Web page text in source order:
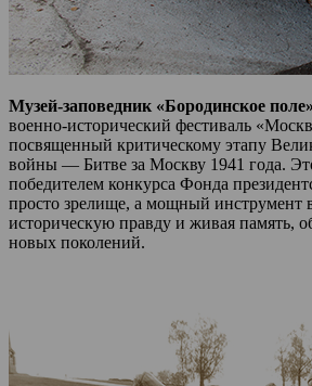
Музей-заповедник «Бородинское поле»
военно-исторический фестиваль
посвященный критическому этапу
войны — Битве за Москву 1941 года.
победителем конкурса Фонда
просто зрелище, а мощный инструмент
историческую правду и живая память,
новых поколений.